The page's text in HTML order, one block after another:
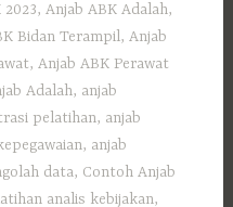
2023,Anjab ABK Adalah,
Bidan Terampil,Anjab
,Anjab ABK Perawat
Adalah, anjab
pelatihan, anjab
, anjab
data, Contoh Anjab
analis kebijakan,